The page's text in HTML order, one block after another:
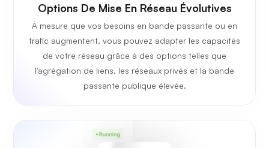
Options De Mise En Réseau Évolutives
À mesure que vos besoins en bande passante ou en
trafic augmentent, vous pouvez adapter les capacités
de votre réseau grâce à des options telles que
l'agrégation de liens, les réseaux privés et la bande
passante publique élevée.